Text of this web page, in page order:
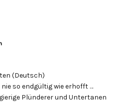
(Deutsch)
nie so endgültig wie erhofft …
Plünderer und Untertanen